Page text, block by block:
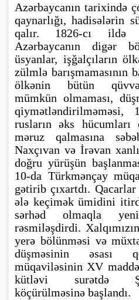
Azərbaycanın tarixində
qaynarlığı, hadisələrin
qalır. 1826-cı ildə
Azərbaycanın digər
üsyanlar, işğalçıların
zülmlə
ölkənin bütün
mümkün olmaması,
qiymətləndirilməməsi,
rusların əks
məruz qalmasına
Naxçıvan və İrəvan
doğru yürüşün
10-da Türkmənçay
gətirib çıxartdı.
ələ keçimək ümidini
sərhəd olmaqla
rəsmiləşdirdi.
yerə bölünməsi və
düşməsinin əsası
müqaviləsinin XV
kütləvi surətdə
köçürülməsinə